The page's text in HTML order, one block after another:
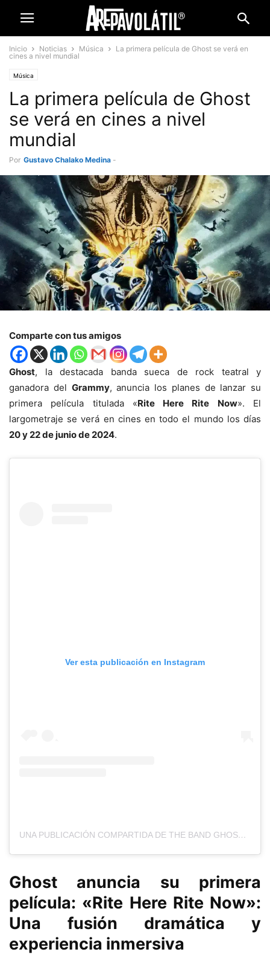
Inicio Noticias Música
La primera película de Ghost se verá en
cines a nivel mundial
Música
La primera película de Ghost
se verá en cines a nivel
mundial
Por Gustavo Chalako Medina -
Comparte con tus amigos
Ghost, la destacada banda sueca de rock teatral y
ganadora del Grammy, anuncia los planes de lanzar su
primera película titulada «Rite Here Rite Now». El
largometraje se verá en cines en todo el mundo los días
20 y 22 de junio de 2024.
Ver esta publicación en Instagram
UNA PUBLICACIÓN COMPARTIDA DE THE BAND GHOST (@THEBANDGHOST)
Ghost anuncia su primera
película: «Rite Here Rite Now»:
Una fusión dramática y
experiencia inmersiva